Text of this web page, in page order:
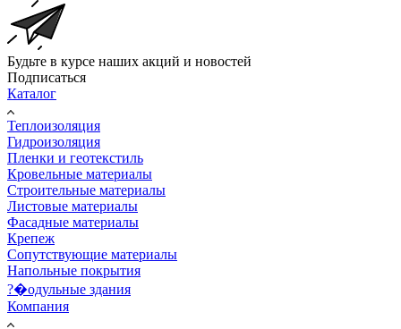
Будьте в курсе наших акций и новостей
Подписаться
Каталог
Теплоизоляция
Гидроизоляция
Пленки и геотекстиль
Кровельные материалы
Строительные материалы
Листовые материалы
Фасадные материалы
Крепеж
Сопутствующие материалы
Напольные покрытия
?�одульные здания
Компания